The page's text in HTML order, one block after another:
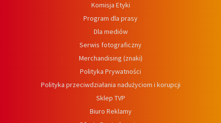
Komisja Etyki
Program dla prasy
Dla mediów
Serwis fotograficzny
Merchandising (znaki)
Polityka Prywatności
Polityka przeciwdziałania nadużyciom i korupcji
Sklep TVP
Biuro Reklamy